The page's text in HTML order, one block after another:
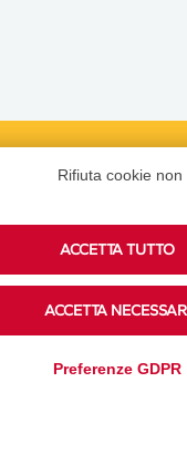
Ascolta i podcast di
su Spreaker.
Rifiuta cookie
ACCETTA TUTTO
ACCETTA
Preferenze GDPR